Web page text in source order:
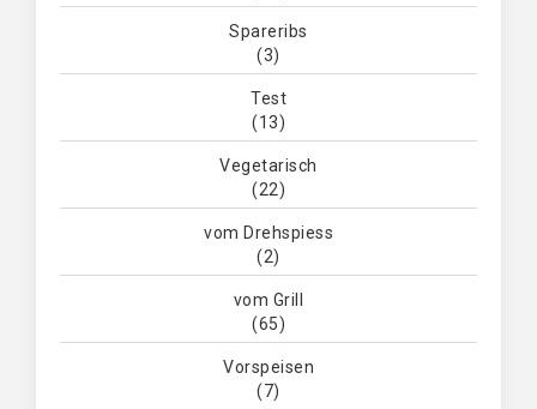
Spareribs
(3)
Test
(13)
Vegetarisch
(22)
vom Drehspiess
(2)
vom Grill
(65)
Vorspeisen
(7)